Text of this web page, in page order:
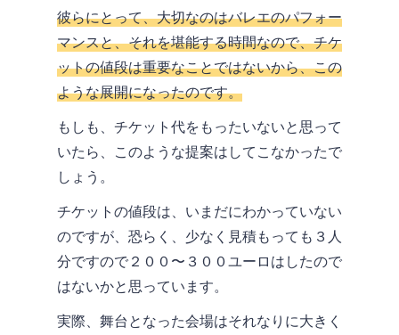
彼らにとって、大切なのはバレエのパフォー
マンスと、それを堪能する時間なので、チケ
ットの値段は重要なことではないから、この
ような展開になったのです。
もしも、チケット代をもったいないと思って
いたら、このような提案はしてこなかったで
しょう。
チケットの値段は、いまだにわかっていない
のですが、恐らく、少なく見積もっても３人
分ですので２００〜３００ユーロはしたので
はないかと思っています。
実際、舞台となった会場はそれなりに大きく